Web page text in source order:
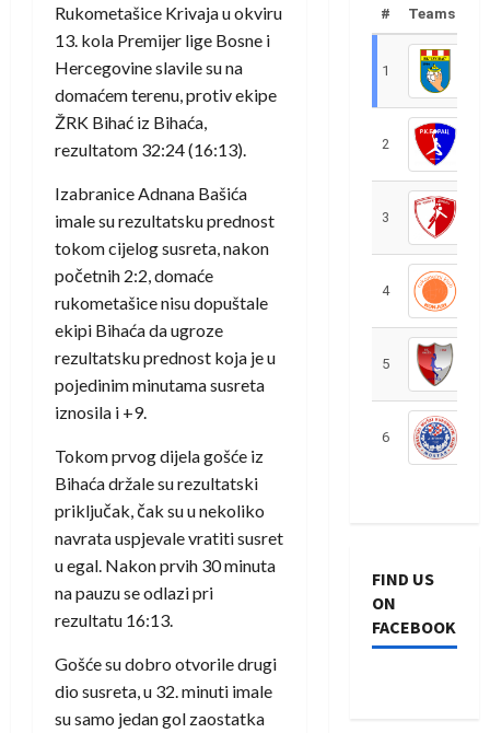
Rukometašice Krivaja u okviru
13. kola Premijer lige Bosne i
Hercegovine slavile su na
domaćem terenu, protiv ekipe
ŽRK Bihać iz Bihaća,
rezultatom 32:24 (16:13).
Izabranice Adnana Bašića
imale su rezultatsku prednost
tokom cijelog susreta, nakon
početnih 2:2, domaće
rukometašice nisu dopuštale
ekipi Bihaća da ugroze
rezultatsku prednost koja je u
pojedinim minutama susreta
iznosila i +9.
Tokom prvog dijela gošće iz
Bihaća držale su rezultatski
priključak, čak su u nekoliko
navrata uspjevale vratiti susret
u egal. Nakon prvih 30 minuta
na pauzu se odlazi pri
rezultatu 16:13.
Gošće su dobro otvorile drugi
dio susreta, u 32. minuti imale
su samo jedan gol zaostatka
# Teams
1
2
3
4
5
6
FIND US
ON
FACEBOOK